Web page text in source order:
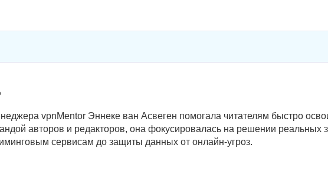
vpnMentor Эннеке ван Асвеген помогала читателям быстро
авторов и редакторов, она фокусировалась на решении реальных
сервисам до защиты данных от онлайн-угроз.